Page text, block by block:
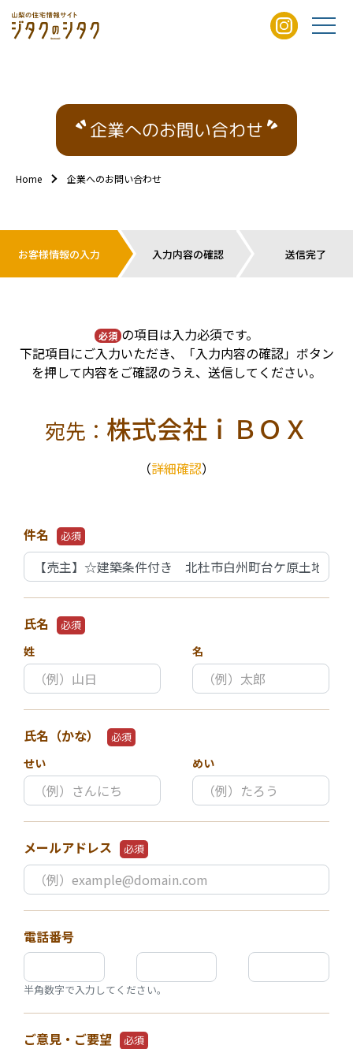
企業へのお問い合わせ
Home 企業へのお問い合わせ
お客様情報の入力 入力内容の確認 送信完了
必須 の項目は入力必須です。
下記項目にご入力いただき、「入力内容の確認」ボタン
を押して内容をご確認のうえ、送信してください。
宛先： 株式会社ｉＢＯＸ
（詳細確認）
件名 必須
氏名 必須
姓 名
氏名（かな） 必須
せい めい
メールアドレス 必須
電話番号
半角数字で入力してください。
ご意見・ご要望 必須